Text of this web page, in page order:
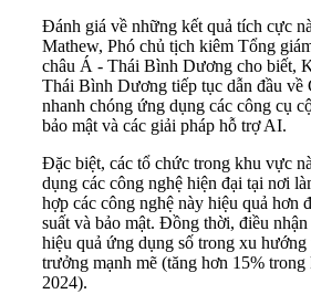
Đánh giá về những kết quả tích cực
Mathew, Phó chủ tịch kiêm Tổng
châu Á - Thái Bình Dương cho biết,
Thái Bình Dương tiếp tục dẫn đầu
nhanh chóng ứng dụng các công cụ
bảo mật và các giải pháp hỗ trợ AI.
Đặc biệt, các tổ chức trong khu vực
dụng các công nghệ hiện đại tại nơi
hợp các công nghệ này hiệu quả hơn
suất và bảo mật. Đồng thời, điều
hiệu quả ứng dụng số trong xu hướng
trưởng mạnh mẽ (tăng hơn 15%
2024).